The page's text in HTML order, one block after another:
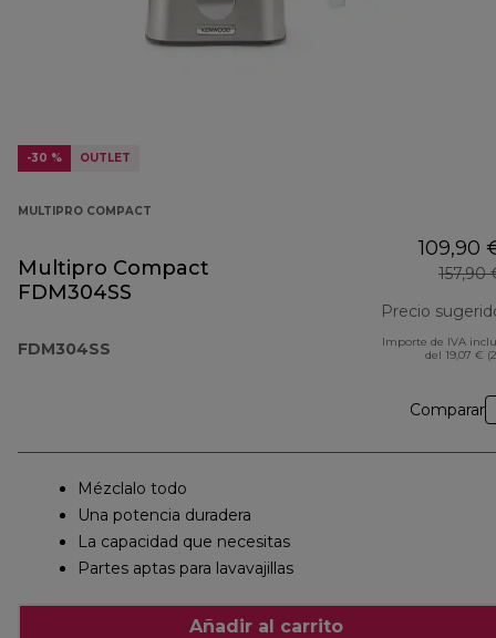
-30 % OUTLET
MULTIPRO COMPACT
Multipro Compact
FDM304SS
FDM304SS
109,90
157,90
Precio
Importe de IVA
del 19,07 €
Comparar
Mézclalo todo
Una potencia duradera
La capacidad que necesitas
Partes aptas para lavavajillas
Añadir al carrito